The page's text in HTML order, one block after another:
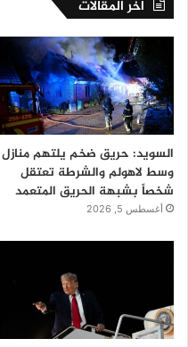
اخر المقالات
السويد: حريق ضخم يلتهم منازل
وسط لاهولم والشرطة تعتقل
شخصاً بشبهة الحريق المتعمد
أغسطس 5, 2026